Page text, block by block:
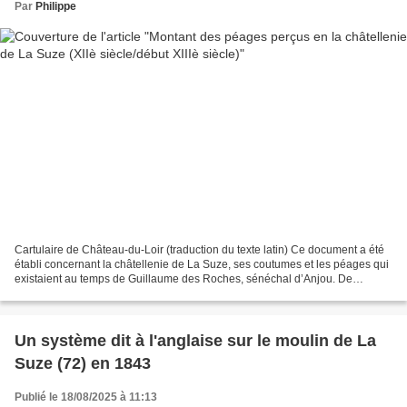
Par Philippe
Cartulaire de Château-du-Loir (traduction du texte latin) Ce document a été
établi concernant la châtellenie de La Suze, ses coutumes et les péages qui
existaient au temps de Guillaume des Roches, sénéchal d’Anjou. De
Un système dit à l'anglaise sur le moulin de La
Suze (72) en 1843
Publié le 18/08/2025 à 11:13